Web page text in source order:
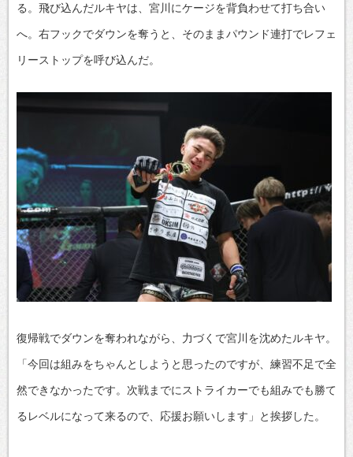
る。飛び込んだルキヤは、宮川にケージを背負わせて打ち合い
へ。右フックでダウンを奪うと、そのままパウンド連打でレフェ
リーストップを呼び込んだ。
復帰戦でダウンを奪われながら、力づくで宮川を沈めたルキヤ。
「今回は組みをちゃんとしようと思ったのですが、練習不足で全
然できなかったです。次戦までにストライカーでも組みでも勝て
るレベルになって来るので、応援お願いします」と挨拶した。